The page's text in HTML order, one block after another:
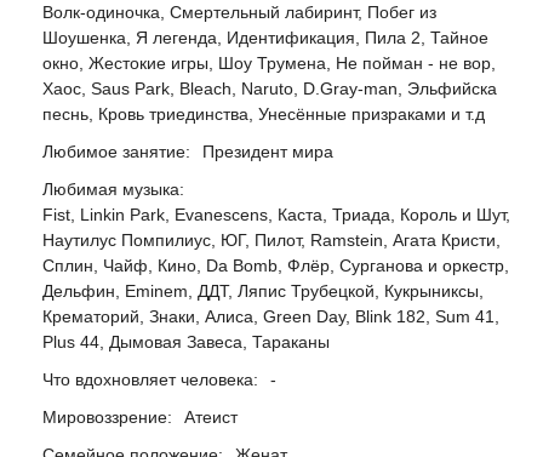
Волк-одиночка, Смертельный лабиринт, Побег из
Шоушенка, Я легенда, Идентификация, Пила 2, Тайное
окно, Жестокие игры, Шоу Трумена, Не пойман - не вор,
Хаос, Saus Park, Bleach, Naruto, D.Gray-man, Эльфийска
песнь, Кровь триединства, Унесённые призраками и т.д
Любимое занятие:
Президент мира
Любимая музыка:
Fist, Linkin Park, Evanescens, Каста, Триада, Король и Шут,
Наутилус Помпилиус, ЮГ, Пилот, Ramstein, Агата Кристи,
Сплин, Чайф, Кино, Da Bomb, Флёр, Сурганова и оркестр,
Дельфин, Eminem, ДДТ, Ляпис Трубецкой, Кукрыниксы,
Крематорий, Знаки, Алиса, Green Day, Blink 182, Sum 41,
Plus 44, Дымовая Завеса, Тараканы
Что вдохновляет человека:
-
Мировоззрение:
Атеист